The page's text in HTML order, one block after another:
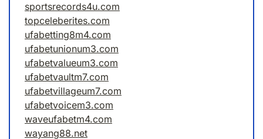
sportsrecords4u.com
topceleberites.com
ufabetting8m4.com
ufabetunionum3.com
ufabetvalueum3.com
ufabetvaultm7.com
ufabetvillageum7.com
ufabetvoicem3.com
waveufabetm4.com
wayang88.net